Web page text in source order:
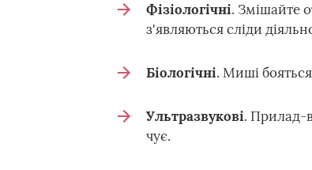
Фізіологічні. Змішайте
з'являються сліди
Біологічні. Миші бояться
Ультразвукові. Прилад-
чує.